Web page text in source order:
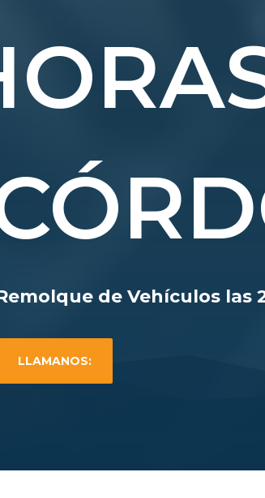
de Vehículos las
LLAMANOS: